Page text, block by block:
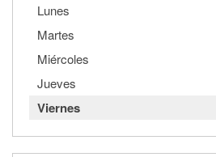
Lunes
Martes
Miércoles
Jueves
Viernes